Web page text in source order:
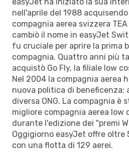
nell'aprile del 1988
compagnia aerea svizzera
cambiò il nome in easyJet
fu cruciale per aprire la prima
compagnia. Quattro anni più
acquistò Go Fly, la filiale low
Nel 2004 la compagnia aerea
nuova politica di beneficenza:
diversa ONG. La compagnia è
migliore compagnia aerea low
durante l'edizione dei "premi
Oggigiorno easyJet offre oltre
con una flotta di 129 aerei.